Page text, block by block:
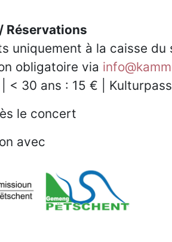
Réservations
uniquement à la caisse du
obligatoire via
< 30 ans : 15 € |
le concert
avec